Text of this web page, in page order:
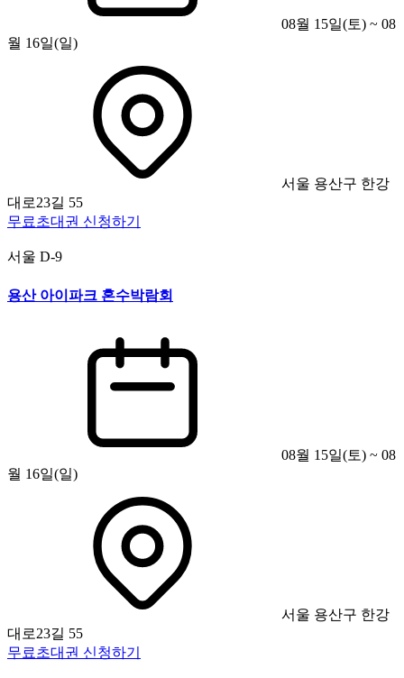
08월 15일(토) ~ 08
월 16일(일)
서울 용산구 한강
대로23길 55
무료초대권 신청하기
서울 D-9
용산 아이파크 혼수박람회
08월 15일(토) ~ 08
월 16일(일)
서울 용산구 한강
대로23길 55
무료초대권 신청하기